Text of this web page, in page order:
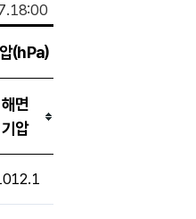
(hPa)
해면
기압